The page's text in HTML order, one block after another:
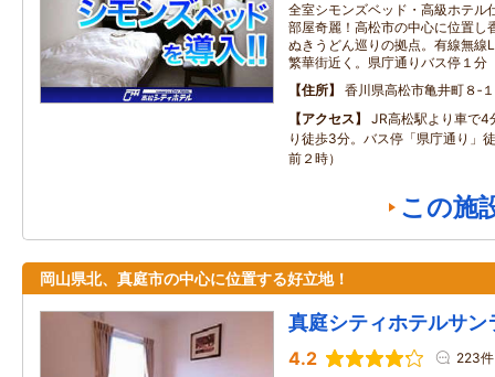
全室シモンズベッド・高級ホテル
部屋奇麗！高松市の中心に位置し
ぬきうどん巡りの拠点。有線無線
繁華街近く。県庁通りバス停１分
住所
香川県高松市亀井町８‐
アクセス
JR高松駅より車で4
り徒歩3分。バス停「県庁通り」
前２時）
この施
岡山県北、真庭市の中心に位置する好立地！
真庭シティホテルサン
4.2 223件